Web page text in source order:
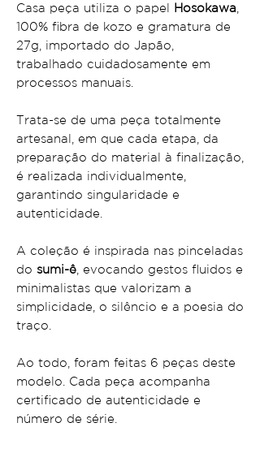
Casa peça utiliza o papel Hosokawa
100% fibra de kozo e gramatura de
27g, importado do Japão,
trabalhado cuidadosamente em
processos manuais.
Trata-se de uma peça totalmente
artesanal, em que cada etapa, da
preparação do material à finalização,
é realizada individualmente,
garantindo singularidade e
autenticidade.
A coleção é inspirada nas pinceladas
do sumi-ê , evocando gestos fluidos e
minimalistas que valorizam a
simplicidade, o silêncio e a poesia do
traço.
Ao todo, foram feitas 6 peças deste
modelo. Cada peça acompanha
certificado de autenticidade e
número de série.